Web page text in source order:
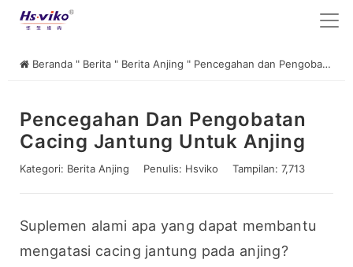
Beranda " Berita " Berita Anjing " Pencegahan dan Pengobatan Cacing Jantung untuk Anjing
Pencegahan Dan Pengobatan
Cacing Jantung Untuk Anjing
Kategori: Berita Anjing Penulis: Hsviko Tampilan: 7,713
Suplemen alami apa yang dapat membantu
mengatasi cacing jantung pada anjing?